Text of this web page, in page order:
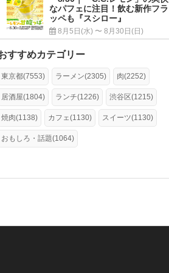
なパフェに注目！飲む新作フラ
ッペも『スシロー』
8月5日(水) 〜 8月30日(日)
すすめカテゴリー
東京都(7553) ラーメン(2305) 肉(2252)
居酒屋(1804) ランチ(1226) 渋谷区(1215)
焼肉(1138) カフェ(1130) スイーツ(1130)
おもしろ・話題(1064)